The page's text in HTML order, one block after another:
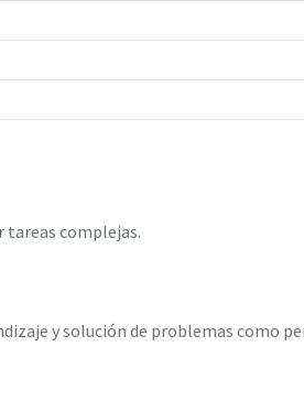
tareas complejas.
y solución de problemas como